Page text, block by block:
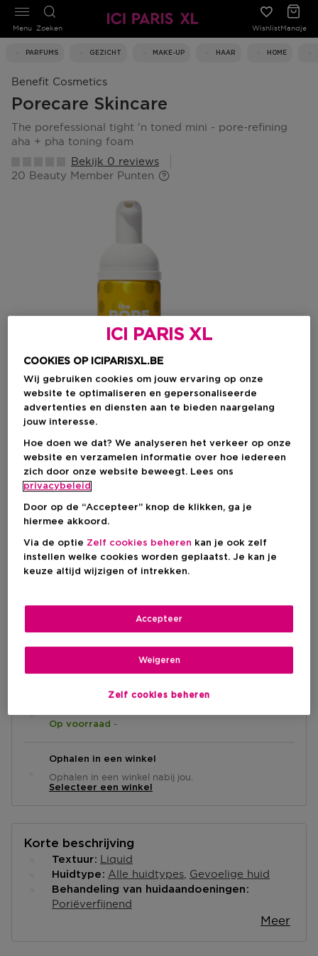
Zoeken WishlistMandje
PARFUMS GEZICHT MAKE-UP HAAR HOME
Menu
Benefit Cosmetics
Porecare Skincare
the porefessional tight 'n toned mini - pore-refining
aha + pha toning foam
Bekijk 0 reviews
20 Beauty Member Punten
Kies je formaat
60 ML
60 ML
€ 20,67
133 ML
€ 38,24
€ 20,67
Op voorraad -
Ophalen in een winkel
Ophalen in een winkel nabij jou.
Selecteer een winkel
Korte beschrijving
Textuur Liquid
Huidtype Alle huidtypes Gevoelige huid
Behandeling van huidaandoeningen
Poriëverfijnend
Meer
ICI PARIS XL
COOKIES OP ICIPARISXL.BE
Wij gebruiken cookies om jouw ervaring op onze
website te optimaliseren en gepersonaliseerde
advertenties en diensten aan te bieden naargelang
jouw interesse.
Hoe doen we dat? We analyseren het verkeer op onze
website en verzamelen informatie over hoe iedereen
zich door onze website beweegt. Lees ons
privacybeleid
Door op de “Accepteer” knop de klikken, ga je
hiermee akkoord.
Via de optie Zelf cookies beheren kan je ook zelf
instellen welke cookies worden geplaatst. Je kan je
keuze altijd wijzigen of intrekken.
Zelf cookies beheren
Weigeren
Accepteer